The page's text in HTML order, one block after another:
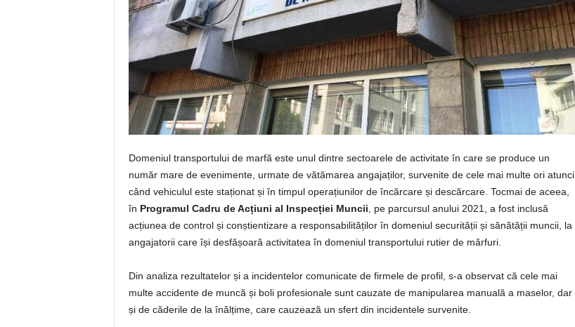
Domeniul transportului de marfă este unul dintre sectoarele de activitate în care se produce un
număr mare de evenimente, urmate de vătămarea angajaților, survenite de cele mai multe ori atunci
când vehiculul este staționat și în timpul operațiunilor de încărcare și descărcare. Tocmai de aceea,
în Programul Cadru de Acțiuni al Inspecției Muncii , pe parcursul anului 2021, a fost inclusă
acțiunea de control și conștientizare a responsabilităților în domeniul securității și sănătății muncii, la
angajatorii care își desfășoară activitatea în domeniul transportului rutier de mărfuri.
Din analiza rezultatelor și a incidentelor comunicate de firmele de profil, s-a observat că cele mai
multe accidente de muncă și boli profesionale sunt cauzate de manipularea manuală a maselor, dar
și de căderile de la înălțime, care cauzează un sfert din incidentele survenite.